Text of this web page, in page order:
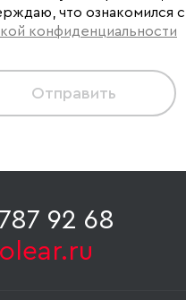
что ознакомился с
конфиденциальности
Отправить
92 68